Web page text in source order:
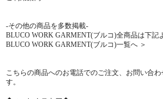
-その他の商品を多数掲載-
BLUCO WORK GARMENT(ブルコ)全商品は下記
BLUCO WORK GARMENT(ブルコ)一覧へ ＞
こちらの商品へのお電話でのご注文、お問い合
す。